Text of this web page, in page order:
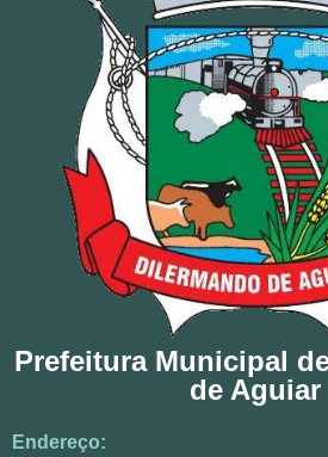
Prefeitura Municipal
de Aguiar
Endereço: